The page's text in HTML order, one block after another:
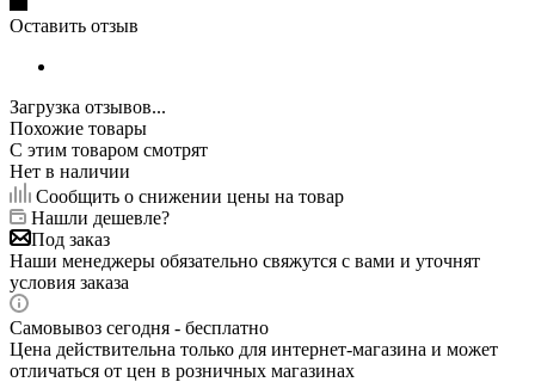
Оставить отзыв
Загрузка отзывов...
Похожие товары
С этим товаром смотрят
Нет в наличии
Сообщить о снижении цены на товар
Нашли дешевле?
Под заказ
Наши менеджеры обязательно свяжутся с вами и уточнят
условия заказа
Самовывоз сегодня - бесплатно
Цена действительна только для интернет-магазина и может
отличаться от цен в розничных магазинах